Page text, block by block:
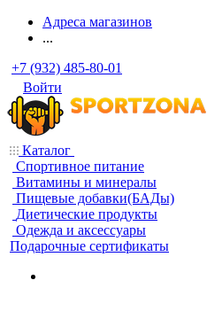
Адреса магазинов
...
+7 (932) 485-80-01
Войти
Каталог
Спортивное питание
Витамины и минералы
Пищевые добавки(БАДы)
Диетические продукты
Одежда и аксессуары
Подарочные сертификаты